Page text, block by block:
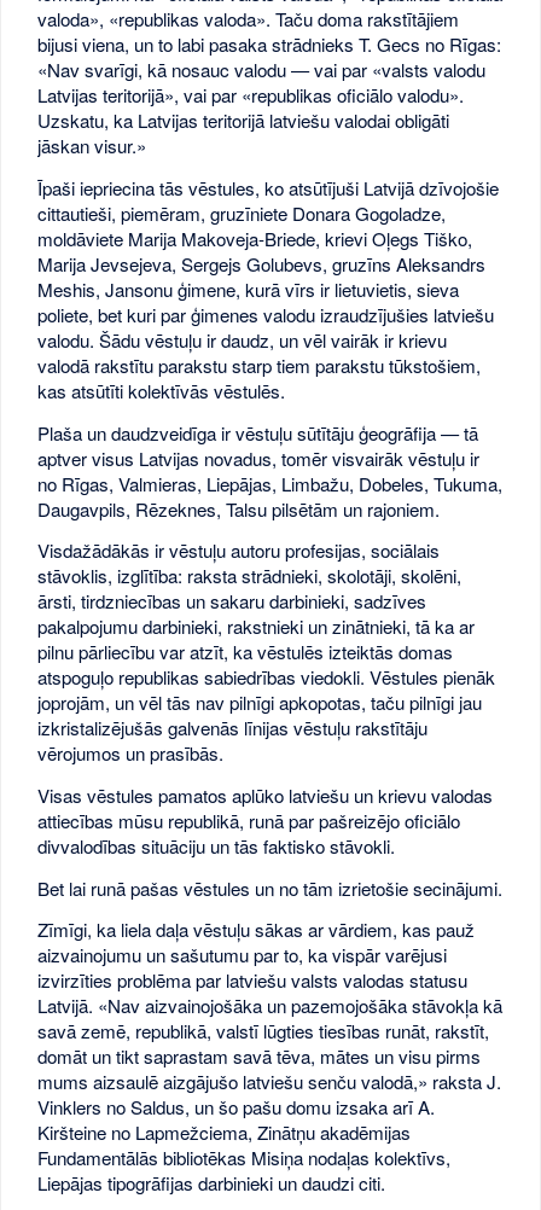
valoda», «republikas valoda». Taču doma rakstītājiem
bijusi viena, un to labi pasaka strādnieks T. Gecs no Rīgas:
«Nav svarīgi, kā nosauc valodu — vai par «valsts valodu
Latvijas teritorijā», vai par «republikas oficiālo valodu».
Uzskatu, ka Latvijas teritorijā latviešu valodai obligāti
jāskan visur.»
Īpaši iepriecina tās vēstules, ko atsūtījuši Latvijā dzīvojošie
cittautieši, piemēram, gruzīniete Donara Gogoladze,
moldāviete Marija Makoveja-Briede, krievi Oļegs Tiško,
Marija Jevsejeva, Sergejs Golubevs, gruzīns Aleksandrs
Meshis, Jansonu ģimene, kurā vīrs ir lietuvietis, sieva
poliete, bet kuri par ģimenes valodu izraudzījušies latviešu
valodu. Šādu vēstuļu ir daudz, un vēl vairāk ir krievu
valodā rakstītu parakstu starp tiem parakstu tūkstošiem,
kas atsūtīti kolektīvās vēstulēs.
Plaša un daudzveidīga ir vēstuļu sūtītāju ģeogrāfija — tā
aptver visus Latvijas novadus, tomēr visvairāk vēstuļu ir
no Rīgas, Valmieras, Liepājas, Limbažu, Dobeles, Tukuma,
Daugavpils, Rēzeknes, Talsu pilsētām un rajoniem.
Visdažādākās ir vēstuļu autoru profesijas, sociālais
stāvoklis, izglītība: raksta strādnieki, skolotāji, skolēni,
ārsti, tirdzniecības un sakaru darbinieki, sadzīves
pakalpojumu darbinieki, rakstnieki un zinātnieki, tā ka ar
pilnu pārliecību var atzīt, ka vēstulēs izteiktās domas
atspoguļo republikas sabiedrības viedokli. Vēstules pienāk
joprojām, un vēl tās nav pilnīgi apkopotas, taču pilnīgi jau
izkristalizējušās galvenās līnijas vēstuļu rakstītāju
vērojumos un prasībās.
Visas vēstules pamatos aplūko latviešu un krievu valodas
attiecības mūsu republikā, runā par pašreizējo oficiālo
divvalodības situāciju un tās faktisko stāvokli.
Bet lai runā pašas vēstules un no tām izrietošie secinājumi.
Zīmīgi, ka liela daļa vēstuļu sākas ar vārdiem, kas pauž
aizvainojumu un sašutumu par to, ka vispār varējusi
izvirzīties problēma par latviešu valsts valodas statusu
Latvijā. «Nav aizvainojošāka un pazemojošāka stāvokļa kā
savā zemē, republikā, valstī lūgties tiesības runāt, rakstīt,
domāt un tikt saprastam savā tēva, mātes un visu pirms
mums aizsaulē aizgājušo latviešu senču valodā,» raksta J.
Vinklers no Saldus, un šo pašu domu izsaka arī A.
Kiršteine no Lapmežciema, Zinātņu akadēmijas
Fundamentālās bibliotēkas Misiņa nodaļas kolektīvs,
Liepājas tipogrāfijas darbinieki un daudzi citi.